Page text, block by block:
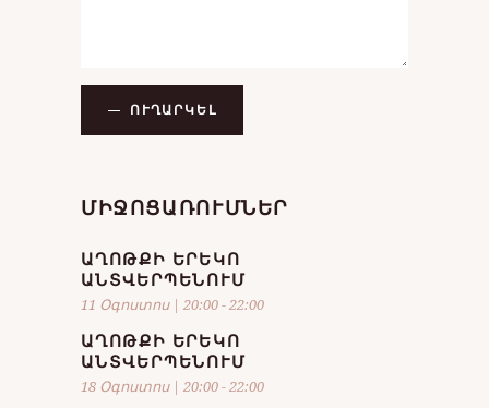
ՈՒՂԱՐԿԵԼ
ՄԻՋՈՑԱՌՈՒՄՆԵՐ
ԱՂՈԹՔԻ ԵՐԵԿՈ
ԱՆՏՎԵՐՊԵՆՈՒՄ
11 Օգոստոս | 20:00-22:00
ԱՂՈԹՔԻ ԵՐԵԿՈ
ԱՆՏՎԵՐՊԵՆՈՒՄ
18 Օգոստոս | 20:00-22:00